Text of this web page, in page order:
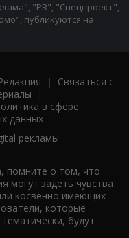
"PR", "Спецпроект",
публикуются на
| Связаться с
|
в сфере
данных
рекламы
помните о том, что
могут задеть чувства
косвенно имеющих
которые
будут